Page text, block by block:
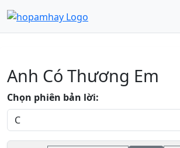
Anh Có Thương Em
Chọn phiên bản lời: